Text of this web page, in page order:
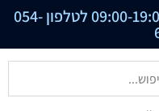
054-